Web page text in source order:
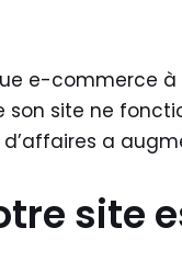
e-commerce à
son site ne
a
site